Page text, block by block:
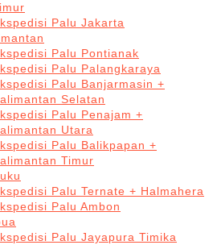
Palu Jakarta
Palu Pontianak
Palu Palangkaraya
Palu Banjarmasin +
Selatan
Palu Penajam +
Utara
Palu Balikpapan +
Timur
Palu Ternate + Halmahera
Palu Ambon
Palu Jayapura Timika